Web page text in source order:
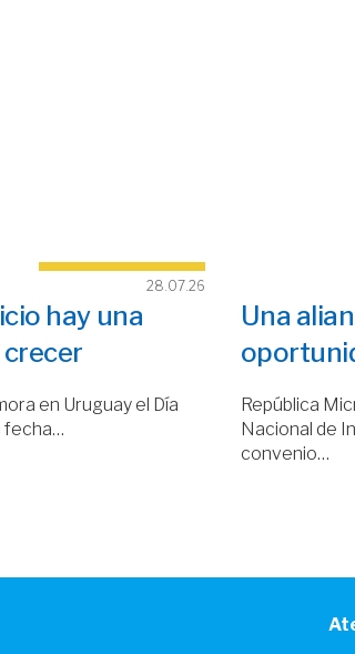
28.07.26
hay una
en Uruguay el Día
fecha…
Una
República
Nacional de
convenio…